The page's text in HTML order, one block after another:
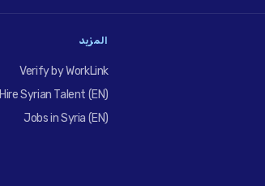
المزيد
Verify by WorkLink
Hire Syrian Talent (EN)
Jobs in Syria (EN)